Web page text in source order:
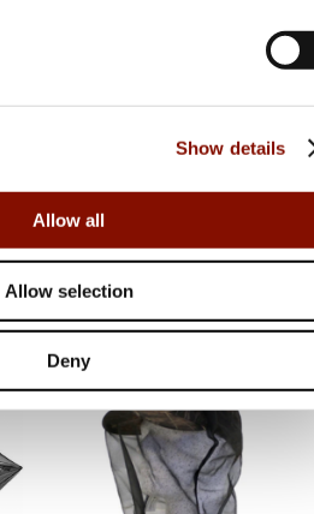
Show details
Allow all
Allow selection
Deny
Medlemspris
Från 599 kr749 kr
Online: I lager